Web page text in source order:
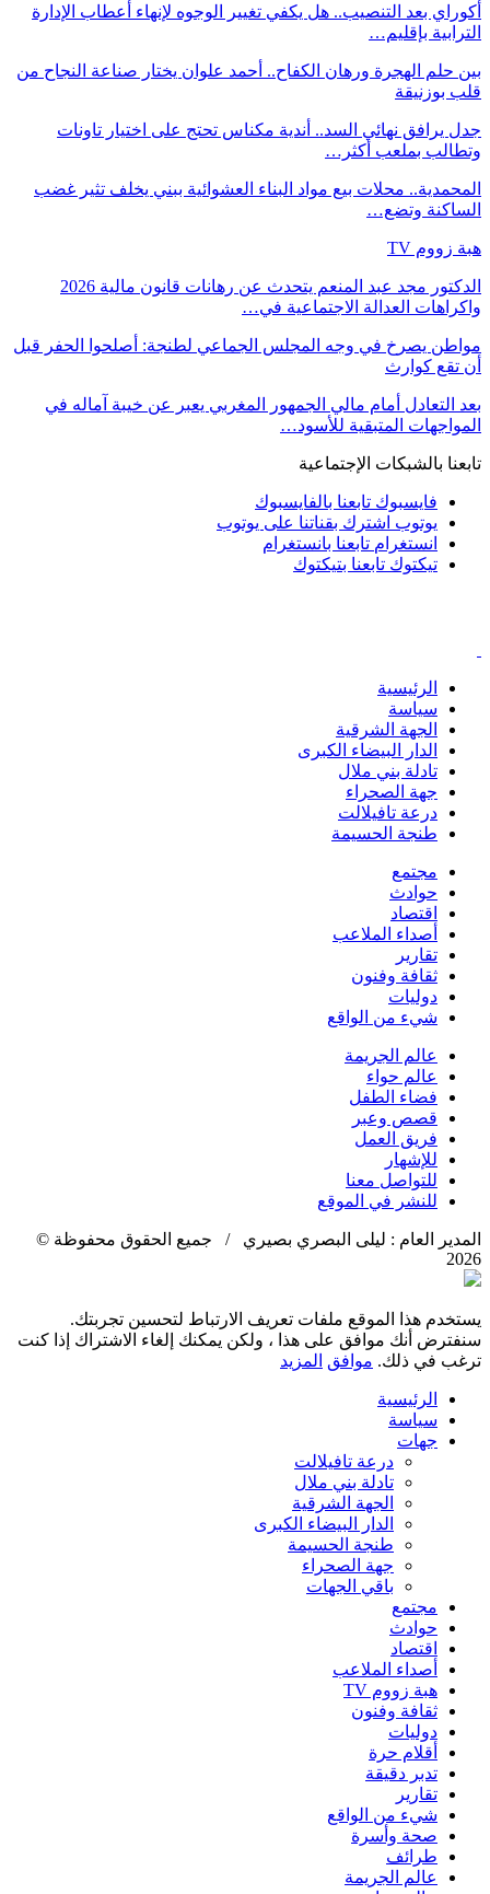
أكوراي بعد التنصيب.. هل يكفي تغيير الوجوه لإنهاء أعطاب الإدارة
الترابية بإقليم…
بين حلم الهجرة ورهان الكفاح.. أحمد علوان يختار صناعة النجاح من
قلب بوزنيقة
جدل يرافق نهائي السد.. أندية مكناس تحتج على اختيار تاونات
وتطالب بملعب أكثر…
المحمدية.. محلات بيع مواد البناء العشوائية ببني يخلف تثير غضب
الساكنة وتضع…
هبة زووم TV
الدكتور مجد عبد المنعم يتحدث عن رهانات قانون مالية 2026
واكراهات العدالة الاجتماعية في…
مواطن يصرخ في وجه المجلس الجماعي لطنجة: أصلحوا الحفر قبل
أن تقع كوارث
بعد التعادل أمام مالي الجمهور المغربي يعبر عن خيبة آماله في
المواجهات المتبقية للأسود…
تابعنا بالشبكات الإجتماعية
فايسبوك تابعنا بالفايسبوك
يوتوب اشترك بقناتنا على يوتوب
انستغرام تابعنا بانستغرام
تيكتوك تابعنا بتيكتوك
الرئيسية
سياسة
الجهة الشرقية
الدار البيضاء الكبرى
تادلة بني ملال
جهة الصحراء
درعة تافيلالت
طنجة الحسيمة
مجتمع
حوادث
اقتصاد
أصداء الملاعب
تقارير
ثقافة وفنون
دوليات
شيء من الواقع
عالم الجريمة
عالم حواء
فضاء الطفل
قصص وعبر
فريق العمل
للإشهار
للتواصل معنا
للنشر في الموقع
المدير العام : ليلى البصري بصيري / جميع الحقوق محفوظة ©
2026
يستخدم هذا الموقع ملفات تعريف الارتباط لتحسين تجربتك.
سنفترض أنك موافق على هذا ، ولكن يمكنك إلغاء الاشتراك إذا كنت
ترغب في ذلك. موافق المزيد
الرئيسية
سياسة
جهات
درعة تافيلالت
تادلة بني ملال
الجهة الشرقية
الدار البيضاء الكبرى
طنجة الحسيمة
جهة الصحراء
باقي الجهات
مجتمع
حوادث
اقتصاد
أصداء الملاعب
هبة زووم TV
ثقافة وفنون
دوليات
أقلام حرة
تدبر دقيقة
تقارير
شيء من الواقع
صحة وأسرة
طرائف
عالم الجريمة